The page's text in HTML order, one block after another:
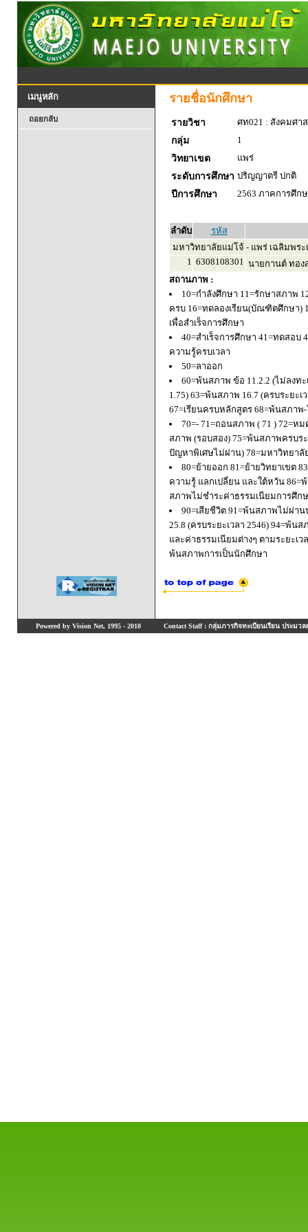
เมนูหลัก
ถอยกลับ
รายชื่อนักศึกษา
รายวิชา
ศท021 : สังคมศา
กลุ่ม
1
วิทยาเขต
แพร่
ระดับการศึกษา ปริญญาตรี ปกติ
ปีการศึกษา
2563 ภาคการศึก
ลำดับ
รหัส
มหาวิทยาลัยแม่โจ้ - แพร่ เฉลิมพระ
1 6308108301 นายกานต์ ทอง
สถานภาพ :
10=กำลังศึกษา 11=รักษาสภาพ
ครบ 16=ทดลองเรียน(บัณฑิตศึกษา)
เพื่อสำเร็จการศึกษา
40=สำเร็จการศึกษา 41=ทดสอบ
ความรู้ครบเวลา
50=ลาออก
60=พ้นสภาพ ข้อ 11.2.2 (ไม่ลงท
1.75) 63=พ้นสภาพ 16.7 (ครบระยะ
67=เรียนครบหลักสูตร 68=พ้นสภา
70=- 71=ถอนสภาพ ( 71 ) 72=
สภาพ (รอบสอง) 75=พ้นสภาพครบ
ปัญหาพิเศษไม่ผ่าน) 78=มหาวิทยา
80=ย้ายออก 81=ย้ายวิทยาเขต
ความรู้ แลกเปลี่ยน และใต้หวัน
สภาพไม่ชำระค่าธรรมเนียมการศึก
90=เสียชีวิต 91=พ้นสภาพไม่ผ่า
25.8 (ครบระยะเวลา 2546) 94=พ้
และค่าธรรมเนียมต่างๆ ตามระยะเ
พ้นสภาพการเป็นนักศึกษา
Powered by Vision Net, 1995 - 2010 Contact Staff : กลุ่มภารกิจทะเบียนเรียน ประมวล